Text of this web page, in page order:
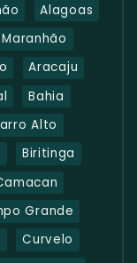
Alagoas
Aracaju
Bahia
Alto
Biritinga
Grande
Curvelo